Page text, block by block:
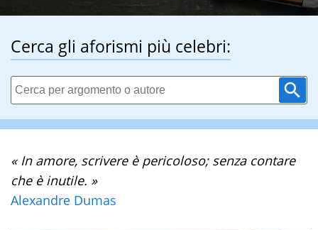
Cerca gli aforismi più celebri:
« In amore, scrivere è pericoloso; senza contare
che è inutile. »
Alexandre Dumas